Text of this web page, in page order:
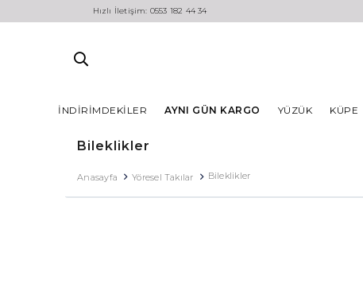
Hızlı İletişim: 0553 182 44 34
İNDIRIMDEKILER AYNI GÜN KARGO YÜZÜK KÜPE
Bileklikler
Anasayfa Yöresel Takılar Bileklikler